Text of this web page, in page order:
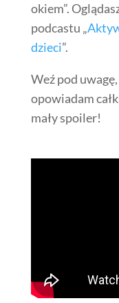
okiem”.
podcastu „
dzieci”.
Weź pod
opowiadam
mały spoiler!